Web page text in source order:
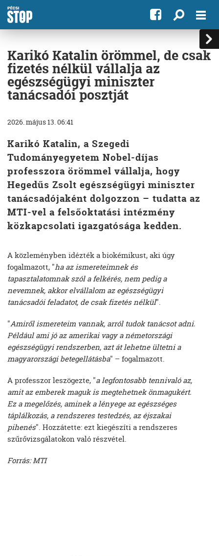
Karikó Katalin örömmel, de csak
fizetés nélkül vállalja az
egészségügyi miniszter
tanácsadói posztját
2026. május 13. 06:41
Karikó Katalin, a Szegedi
Tudományegyetem Nobel-díjas
professzora örömmel vállalja, hogy
Hegedűs Zsolt egészségügyi miniszter
tanácsadójaként dolgozzon – tudatta az
MTI-vel a felsőoktatási intézmény
közkapcsolati igazgatósága kedden.
A közleményben idézték a biokémikust, aki úgy
fogalmazott, "ha az ismereteimnek és
tapasztalatomnak szól a felkérés, nem pedig a
nevemnek, akkor elvállalom az egészségügyi
tanácsadói feladatot, de csak fizetés nélkül".
"Amiről ismereteim vannak, arról tudok tanácsot adni.
Például ami jó az amerikai vagy a németországi
egészségügyi rendszerben, azt át lehetne ültetni a
magyarországi betegellátásba" – fogalmazott.
A professzor leszögezte, "a legfontosabb tennivaló az,
amit az emberek maguk is megtehetnek önmagukért.
Ez a megelőzés, aminek a lényege az egészséges
táplálkozás, a rendszeres testedzés, az éjszakai
pihenés". Hozzátette: ezt kiegészíti a rendszeres
szűrővizsgálatokon való részvétel.
Forrás: MTI